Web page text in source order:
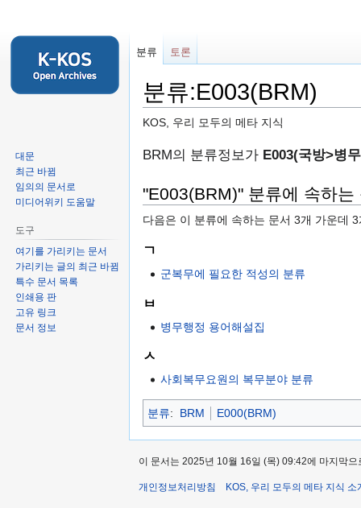
분류:E003(BRM)
KOS, 우리 모두의 메타 지식
둘
보
기
로
검
하
러
가
BRM의 분류정보가 E003(국방>병
"E003(BRM)" 분류에 속하는
다음은 이 분류에 속하는 문서 3개 가운데
ㄱ
군복무에 필요한 적성의 분류
ㅂ
병무행정 용어해설집
ㅅ
사회복무요원의 복무분야 분류
분류: BRM E000(BRM)
분류 토론
대문
최근 바뀜
임의의 문서로
미디어위키 도움말
도구
여기를 가리키는 문서
가리키는 글의 최근 바뀜
특수 문서 목록
인쇄용 판
고유 링크
문서 정보
이 문서는 2025년 10월 16일 (목) 09:42에 마지막으
개인정보처리방침 KOS, 우리 모두의 메타 지식 소